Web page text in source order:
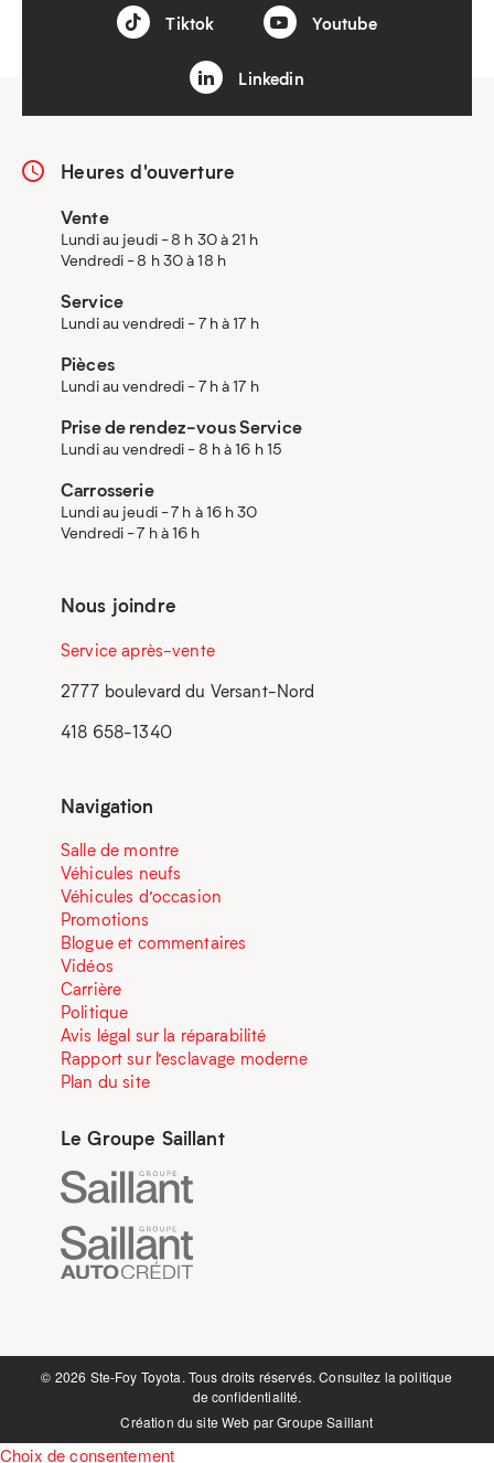
Tiktok Youtube
Linkedin
Heures d'ouverture
Vente
Lundi au jeudi - 8 h 30 à 21 h
Vendredi - 8 h 30 à 18 h
Service
Lundi au vendredi - 7 h à 17 h
Pièces
Lundi au vendredi - 7 h à 17 h
Prise de rendez-vous Service
Lundi au vendredi - 8 h à 16 h 15
Carrosserie
Lundi au jeudi - 7 h à 16 h 30
Vendredi - 7 h à 16 h
Nous joindre
Service après-vente
2777 boulevard du Versant-Nord
418 658-1340
Navigation
Salle de montre
Véhicules neufs
Véhicules d’occasion
Promotions
Blogue et commentaires
Vidéos
Carrière
Politique
Avis légal sur la réparabilité
Rapport sur l’esclavage moderne
Plan du site
Le Groupe Saillant
©️ 2026 Ste-Foy Toyota. Tous droits réservés. Consultez lapolitique
de confidentialité.
Création du site Web parGroupe Saillant
Choix de consentement